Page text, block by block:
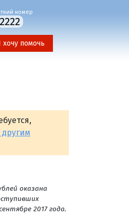
номер
2222
хочу помочь
оказана
2017 года.